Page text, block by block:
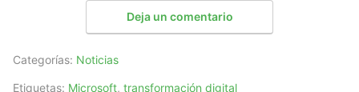
Deja un comentario
Categorías: Noticias
Etiquetas: Microsoft, transformación digital